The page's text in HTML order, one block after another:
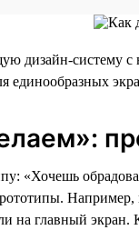
дизайн-систему с
единообразных
«Хочешь
на главный